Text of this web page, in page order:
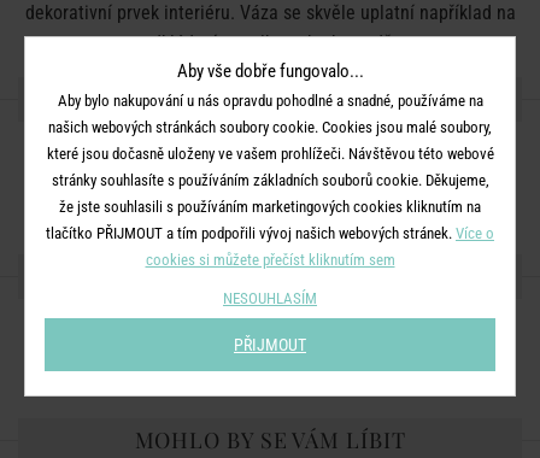
dekorativní prvek interiéru. Váza se skvěle uplatní například na
odkládacím stolku nebo komodě.
DETAILY PRODUKTU
Rozměry:D 22 x Š 16 x V 26 cm
Materiál:dolomit
SDÍLEJTE S PŘÁTELI
MOHLO BY SE VÁM LÍBIT
Aby vše dobře fungovalo...
Aby bylo nakupování u nás opravdu pohodlné a snadné, používáme na
našich webových stránkách soubory cookie. Cookies jsou malé soubory,
které jsou dočasně uloženy ve vašem prohlížeči. Návštěvou této webové
stránky souhlasíte s používáním základních souborů cookie. Děkujeme,
že jste souhlasili s používáním marketingových cookies kliknutím na
tlačítko PŘIJMOUT a tím podpořili vývoj našich webových stránek. Více o
cookies si můžete přečíst kliknutím sem
NESOUHLASÍM
PŘIJMOUT